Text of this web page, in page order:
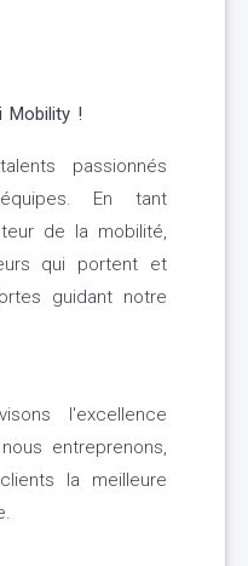
Mobility !
passionnés
En tant
de la mobilité,
qui portent et
guidant notre
l'excellence
entreprenons,
la meilleure